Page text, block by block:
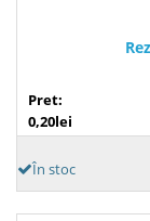
Pret:
0,20lei
În stoc